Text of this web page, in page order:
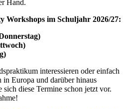
Hand.
Workshops im Schuljahr 2026/27:
interessieren oder einfach
Europa und darüber hinaus
sich diese Termine schon jetzt vor.